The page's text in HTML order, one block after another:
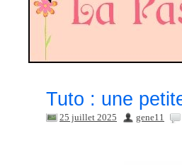
Tuto : une
25 juillet 2025 gene11